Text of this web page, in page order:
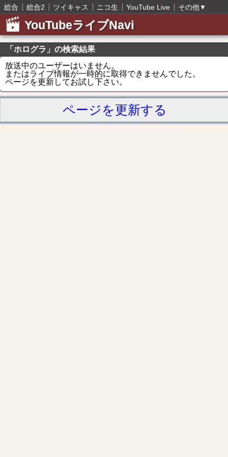
総合 総合2 ツイキャス ニコ生 YouTube Live その他▼
YouTubeライブNavi
「ホログラ」の検索結果
放送中のユーザーはいません。
またはライブ情報が一時的に取得できませんでした。
ページを更新してお試し下さい。
ページを更新する